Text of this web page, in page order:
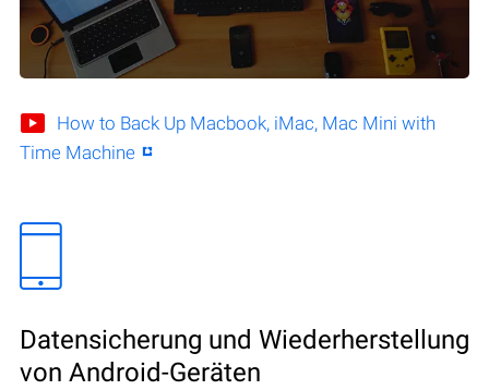
How to Back Up Macbook, iMac, Mac Mini with
Time Machine
Datensicherung und Wiederherstellung
von Android-Geräten